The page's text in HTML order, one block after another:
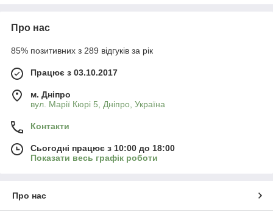
Відправка впродовж 1–3 робочих днів
Про нас
85% позитивних з 289 відгуків за рік
Працює з 03.10.2017
м. Дніпро
вул. Марії Кюрі 5, Дніпро, Україна
Контакти
Сьогодні працює з 10:00 до 18:00
Показати весь графік роботи
Про нас